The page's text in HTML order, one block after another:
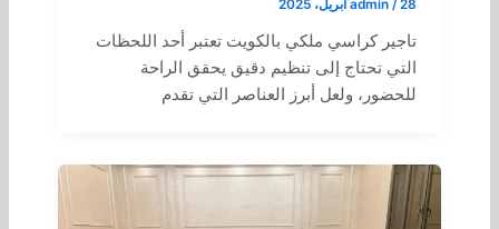
admin /28 أبريل، 2025
تاجير كراسي ملكي بالكويت تعتبر أحد اللحظات
التي تحتاج إلى تنظيم دقيق يحقق الراحة
للحضور، ولعل أبرز العناصر التي تقدم